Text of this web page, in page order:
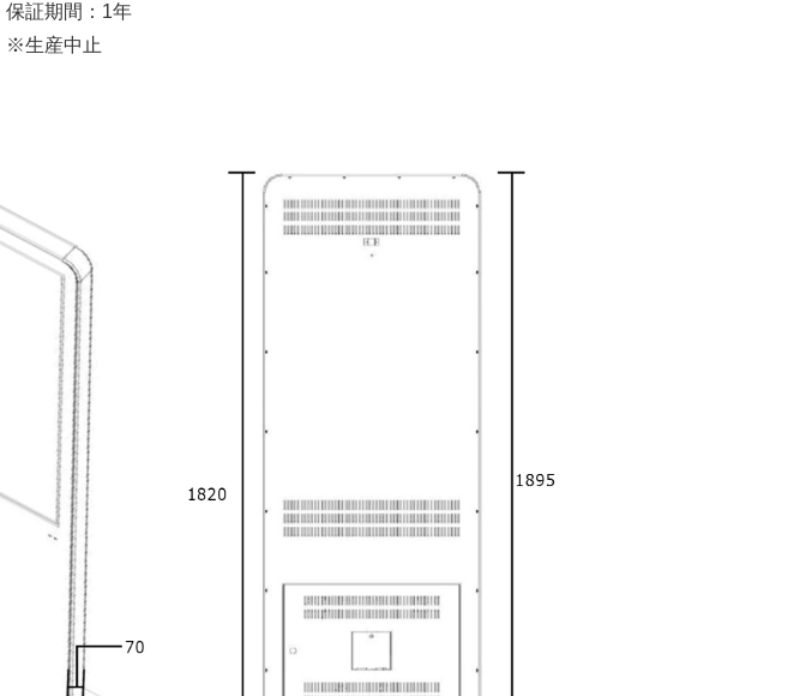
保証期間：1年
※生産中止